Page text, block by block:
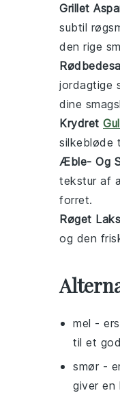
Grillet
subtil
den rige
jordagtige
dine
Krydret
silkebløde
Æble- Og
tekstur af
forret.
Røget
og den
mel -
til et
smør -
giver en